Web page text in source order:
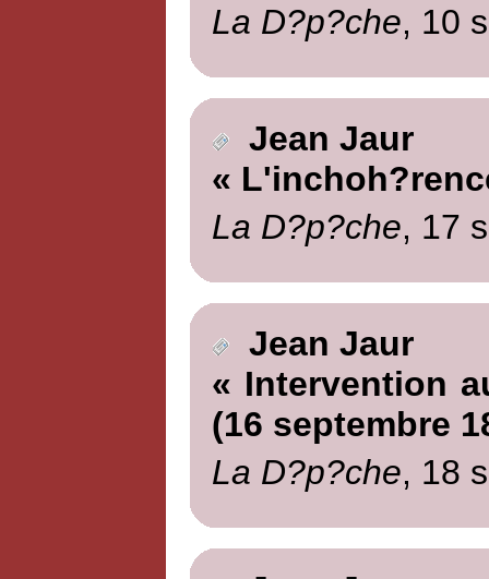
La D?p?che, 10
Jean Jaur
«
La D?p?che, 17
Jean Jaur
« Intervention
(16 septembre
La D?p?che, 18